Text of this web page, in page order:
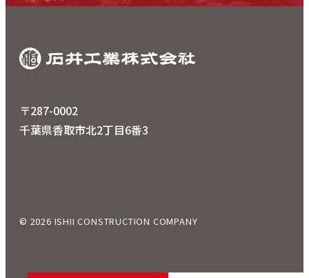
〒287-0002
千葉県香取市北2丁目6番3
© 2026 ISHII CONSTRUCTION COMPANY